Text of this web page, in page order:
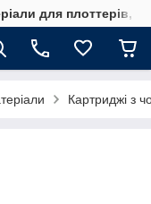
для плоттерів,
Картриджі з